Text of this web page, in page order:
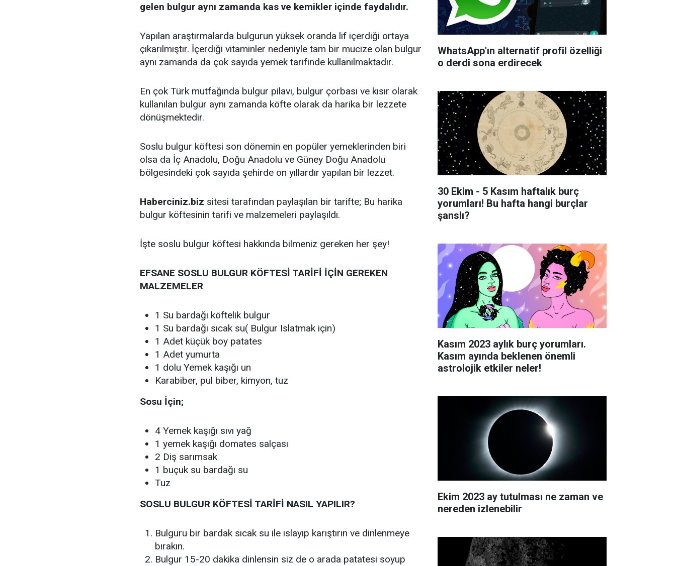
gelen bulgur aynı zamanda kas ve kemikler içinde faydalıdır.
Yapılan araştırmalarda bulgurun yüksek oranda lif içerdiği ortaya
çıkarılmıştır. İçerdiği vitaminler nedeniyle tam bir mucize olan bulgur
aynı zamanda da çok sayıda yemek tarifinde kullanılmaktadır.
En çok Türk mutfağında bulgur pilavı, bulgur çorbası ve kısır olarak
kullanılan bulgur aynı zamanda köfte olarak da harika bir lezzete
dönüşmektedir.
Soslu bulgur köftesi son dönemin en popüler yemeklerinden biri
olsa da İç Anadolu, Doğu Anadolu ve Güney Doğu Anadolu
bölgesindeki çok sayıda şehirde on yıllardır yapılan bir lezzet.
Haberciniz.biz sitesi tarafından paylaşılan bir tarifte; Bu harika
bulgur köftesinin tarifi ve malzemeleri paylaşıldı.
İşte soslu bulgur köftesi hakkında bilmeniz gereken her şey!
EFSANE SOSLU BULGUR KÖFTESİ TARİFİ İÇİN GEREKEN
MALZEMELER
1 Su bardağı köftelik bulgur
1 Su bardağı sıcak su( Bulgur Islatmak için)
1 Adet küçük boy patates
1 Adet yumurta
1 dolu Yemek kaşığı un
Karabiber, pul biber, kimyon, tuz
Sosu İçin;
4 Yemek kaşığı sıvı yağ
1 yemek kaşığı domates salçası
2 Diş sarımsak
1 buçuk su bardağı su
Tuz
SOSLU BULGUR KÖFTESİ TARİFİ NASIL YAPILIR?
Bulguru bir bardak sıcak su ile ıslayıp karıştırın ve dinlenmeye
bırakın.
Bulgur 15-20 dakika dinlensin siz de o arada patatesi soyup
WhatsApp'ın alternatif profil özelliği
o derdi sona erdirecek
30 Ekim - 5 Kasım haftalık burç
yorumları! Bu hafta hangi burçlar
şanslı?
Kasım 2023 aylık burç yorumları.
Kasım ayında beklenen önemli
astrolojik etkiler neler!
Ekim 2023 ay tutulması ne zaman ve
nereden izlenebilir